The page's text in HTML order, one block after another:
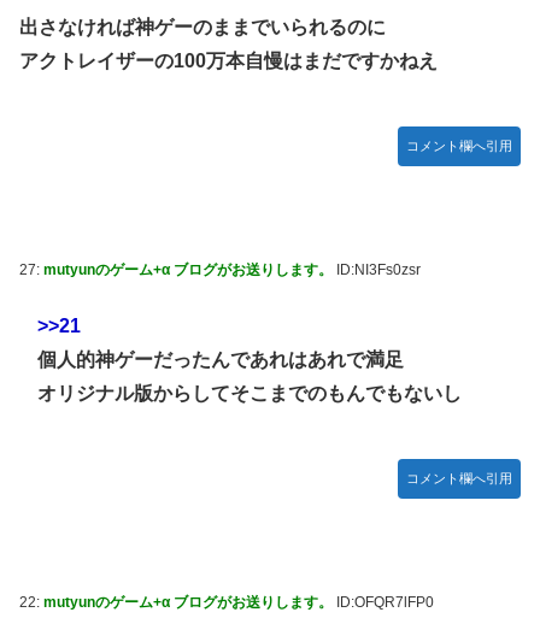
出さなければ神ゲーのままでいられるのに
アクトレイザーの100万本自慢はまだですかねえ
コメント欄へ引用
27: mutyunのゲーム+α ブログがお送りします。 ID:NI3Fs0zsr
>>21
個人的神ゲーだったんであれはあれで満足
オリジナル版からしてそこまでのもんでもないし
コメント欄へ引用
22: mutyunのゲーム+α ブログがお送りします。 ID:OFQR7lFP0